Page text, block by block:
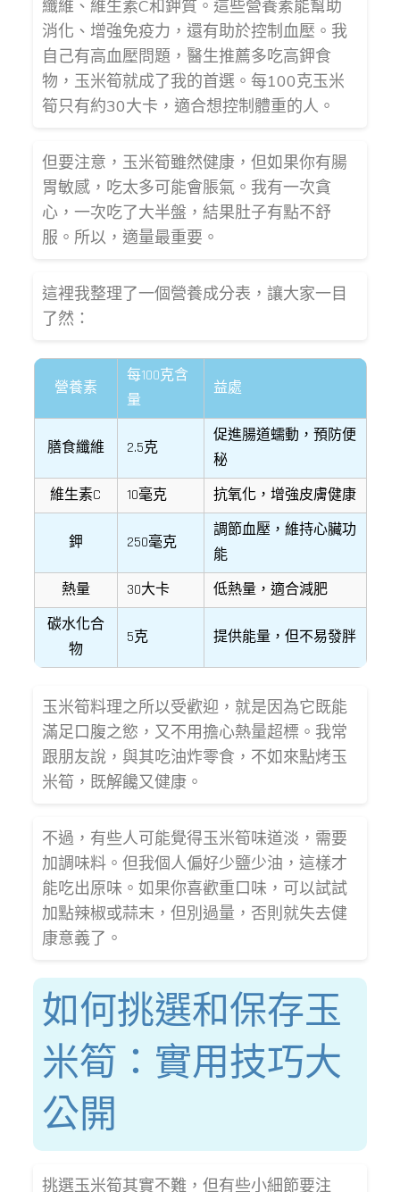
纖維、維生素C和鉀質。這些營養素能幫助
消化、增強免疫力，還有助於控制血壓。我
自己有高血壓問題，醫生推薦多吃高鉀食
物，玉米筍就成了我的首選。每100克玉米
筍只有約30大卡，適合想控制體重的人。
但要注意，玉米筍雖然健康，但如果你有腸
胃敏感，吃太多可能會脹氣。我有一次貪
心，一次吃了大半盤，結果肚子有點不舒
服。所以，適量最重要。
這裡我整理了一個營養成分表，讓大家一目
了然：
營養素
每100克含
量
益處
膳食纖維 2.5克
促進腸道蠕動，預防便
秘
維生素C
10毫克 抗氧化，增強皮膚健康
鉀 250毫克
調節血壓，維持心臟功
能
熱量
30大卡
低熱量，適合減肥
碳水化合
物
5克 提供能量，但不易發胖
玉米筍料理之所以受歡迎，就是因為它既能
滿足口腹之慾，又不用擔心熱量超標。我常
跟朋友說，與其吃油炸零食，不如來點烤玉
米筍，既解饞又健康。
不過，有些人可能覺得玉米筍味道淡，需要
加調味料。但我個人偏好少鹽少油，這樣才
能吃出原味。如果你喜歡重口味，可以試試
加點辣椒或蒜末，但別過量，否則就失去健
康意義了。
如何挑選和保存玉
米筍：實用技巧大
公開
挑選玉米筍其實不難，但有些小細節要注